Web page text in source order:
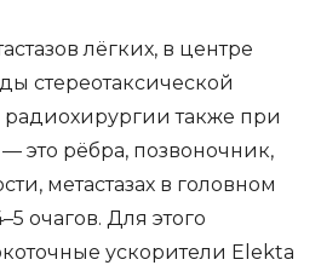
лёгких, в центре
стереотаксической
также при
— это рёбра, позвоночник,
метастазах в головном
очагов. Для этого
ускорители Elekta